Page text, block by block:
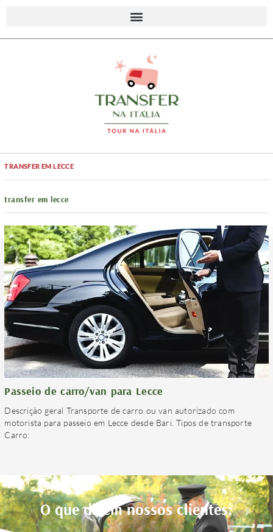
TRANSFER EM LECCE
transfer em lecce
Passeio de carro/van para Lecce
Descrição geral Transporte de carro ou van autorizado com
motorista para passeio em Lecce desde Bari. Tipos de transporte
Carro:
O que dizem nossos clientes: